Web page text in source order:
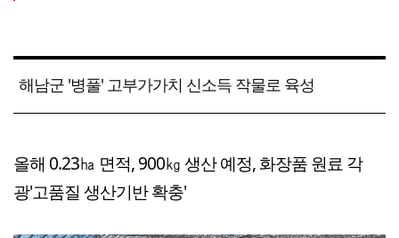
해남군 '병풀' 고부가가치 신소득 작물로 육성
올해 0.23㏊ 면적, 900㎏ 생산 예정, 화장품 원료 각
광'고품질 생산기반 확충'